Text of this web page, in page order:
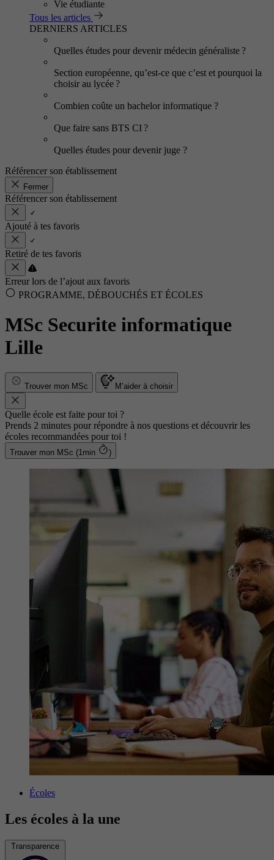
Vie étudiante
Tous les articles
DERNIERS ARTICLES
Quelles études pour devenir médecin généraliste ?
Section européenne, qu’est-ce que c’est et pourquoi la
choisir au lycée ?
Combien coûte un bachelor informatique ?
Que faire sans BTS CI ?
Quelles études pour devenir juge ?
Référencer son établissement
Fermer
Référencer son établissement
Ajouté à tes favoris
Retiré de tes favoris
Erreur lors de l’ajout aux favoris
PROGRAMME, DÉBOUCHÉS ET ÉCOLES
MSc Securite informatique
Lille
Trouver mon MSc M’aider à choisir
Quelle école est faite pour toi ?
Prends 2 minutes pour répondre à nos questions et découvrir les
écoles recommandées pour toi !
Trouver mon MSc (1min )
Écoles
Les écoles à la une
Transparence